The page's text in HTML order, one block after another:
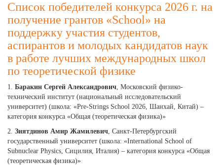
Список победителей конкурса 2026 г. на
получение грантов «School» на
поддержку участия студентов,
аспирантов и молодых кандидатов наук
в работе лучших международных школ
по теоретической физике
1. Баракин Сергей Александрович, Московский физико-
технический институт (национальный исследовательский
университет) (школа: «Pre-Strings School 2026, Шанхай, Китай) –
категория конкурса «Общая (теоретическая физика)»
2. Зиятдинов Амир Жамилевич, Санкт-Петербургский
государственный университет (школа: «International School of
Subnuclear Physics, Сицилия, Италия) – категория конкурса «Общая
(теоретическая физика)»